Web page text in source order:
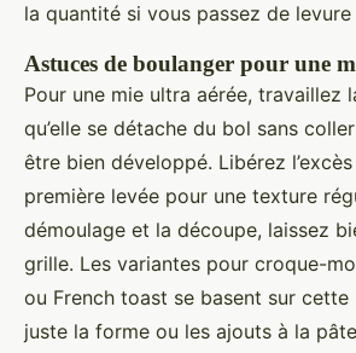
la quantité si vous passez de
Astuces de boulanger pour une
Pour une mie ultra aérée, travaillez
qu’elle se détache du bol sans
être bien développé. Libérez
première levée pour une texture
démoulage et la découpe, laissez
grille. Les variantes pour croque-
ou French toast se basent sur cette
juste la forme ou les ajouts à la